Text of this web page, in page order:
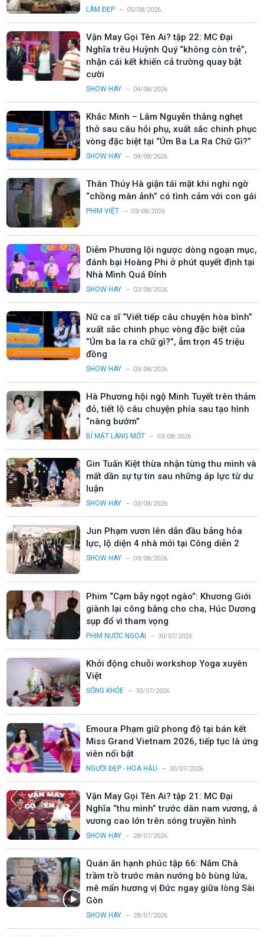
LÀM ĐẸP 05/08/2026
Vận May Gọi Tên Ai? tập 22: MC Đại
Nghĩa trêu Huỳnh Quý “không còn trẻ”,
nhận cái kết khiến cả trường quay bật
cười
SHOW HAY 04/08/2026
Khắc Minh – Lâm Nguyễn thắng nghẹt
thở sau câu hỏi phụ, xuất sắc chinh phục
vòng đặc biệt tại “Úm Ba La Ra Chữ Gì?”
SHOW HAY 04/08/2026
Thân Thúy Hà giận tái mặt khi nghi ngờ
“chồng màn ảnh” có tình cảm với con gái
PHIM VIỆT 03/08/2026
Diễm Phương lội ngược dòng ngoạn mục,
đánh bại Hoàng Phi ở phút quyết định tại
Nhà Mình Quá Đỉnh
SHOW HAY 03/08/2026
Nữ ca sĩ “Viết tiếp câu chuyện hòa bình”
xuất sắc chinh phục vòng đặc biệt của
“Úm ba la ra chữ gì?”, ẵm trọn 45 triệu
đồng
SHOW HAY 03/08/2026
Hà Phương hội ngộ Minh Tuyết trên thảm
đỏ, tiết lộ câu chuyện phía sau tạo hình
“nàng bướm”
BÍ MẬT LÀNG MỐT 03/08/2026
Gin Tuấn Kiệt thừa nhận từng thu mình và
mất dần sự tự tin sau những áp lực từ dư
luận
SHOW HAY 03/08/2026
Jun Phạm vươn lên dẫn đầu bảng hỏa
lực, lộ diện 4 nhà mới tại Công diễn 2
SHOW HAY 03/08/2026
Phim “Cạm bẫy ngọt ngào”: Khương Giới
giành lại công bằng cho cha, Húc Dương
sụp đổ vì tham vọng
PHIM NƯỚC NGOÀI 30/07/2026
Khởi động chuỗi workshop Yoga xuyên
Việt
SỐNG KHỎE 30/07/2026
Emoura Phạm giữ phong độ tại bán kết
Miss Grand Vietnam 2026, tiếp tục là ứng
viên nổi bật
NGƯỜI ĐẸP - HOA HẬU 30/07/2026
Vận May Gọi Tên Ai? tập 21: MC Đại
Nghĩa “thu mình” trước dàn nam vương, á
vương cao lớn trên sóng truyền hình
SHOW HAY 28/07/2026
Quán ăn hạnh phúc tập 66: Năm Chà
trầm trồ trước màn nướng bò bùng lửa,
mê mẩn hương vị Đức ngay giữa lòng Sài
Gòn
SHOW HAY 28/07/2026